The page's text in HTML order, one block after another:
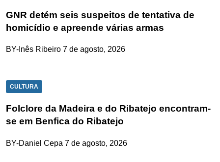
GNR detém seis suspeitos de tentativa de
homicídio e apreende várias armas
BY-Inês Ribeiro 7 de agosto, 2026
CULTURA
Folclore da Madeira e do Ribatejo encontram-
se em Benfica do Ribatejo
BY-Daniel Cepa 7 de agosto, 2026